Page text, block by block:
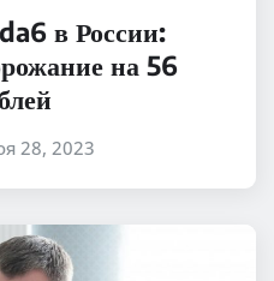
в России:
на 56
28, 2023